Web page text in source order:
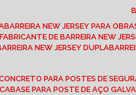
BARREIRA NEW JERSEY PARA
FABRICANTE DE BARREIRA NEW
BARREIRA NEW JERSEY DUPLA
CONCRETO PARA POSTES DE
BASE PARA POSTE DE AÇO